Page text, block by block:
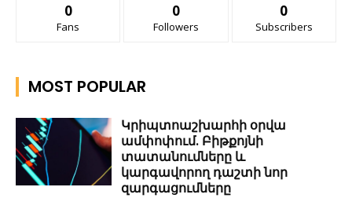
0
Fans
0
Followers
0
Subscribers
MOST POPULAR
Կրիպտոաշխարհի օրվա
ամփոփում. Բիթքոյնի
տատանումները և
կարգավորող դաշտի նոր
զարգացումները